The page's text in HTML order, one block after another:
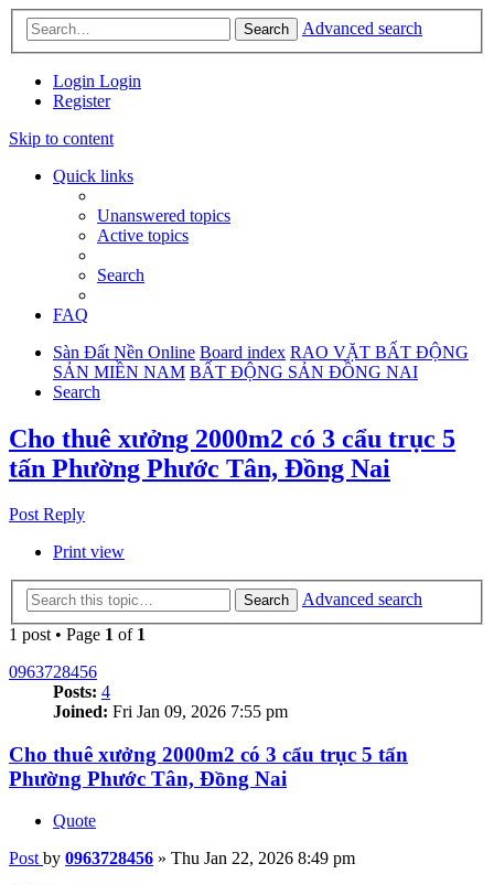
Search Advanced search
Login Login
Register
Skip to content
Quick links
Unanswered topics
Active topics
Search
FAQ
Sàn Đất Nền Online Board index RAO VẶT BẤT ĐỘNG
SẢN MIỀN NAM BẤT ĐỘNG SẢN ĐỒNG NAI
Search
Cho thuê xưởng 2000m2 có 3 cẩu trục 5
tấn Phường Phước Tân, Đồng Nai
Post Reply
Print view
Search
Advanced search
1 post • Page 1 of 1
0963728456
Posts: 4
Joined: Fri Jan 09, 2026 7:55 pm
Cho thuê xưởng 2000m2 có 3 cẩu trục 5 tấn
Phường Phước Tân, Đồng Nai
Quote
Post by 0963728456 » Thu Jan 22, 2026 8:49 pm